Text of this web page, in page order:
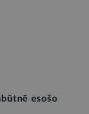
esošo